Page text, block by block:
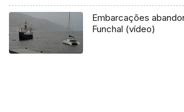
Embarcações
Funchal (vídeo)